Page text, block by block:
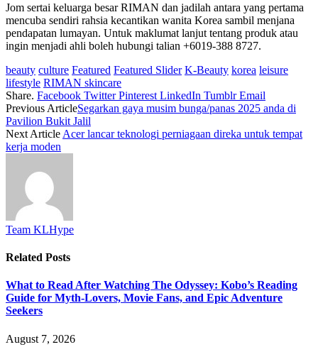
Jom sertai keluarga besar RIMAN dan jadilah antara yang pertama
mencuba sendiri rahsia kecantikan wanita Korea sambil menjana
pendapatan lumayan. Untuk maklumat lanjut tentang produk atau
ingin menjadi ahli boleh hubungi talian +6019-388 8727.
beauty culture Featured Featured Slider K-Beauty korea leisure
lifestyle RIMAN skincare
Share. Facebook Twitter Pinterest LinkedIn Tumblr Email
Previous ArticleSegarkan gaya musim bunga/panas 2025 anda di
Pavilion Bukit Jalil
Next Article Acer lancar teknologi perniagaan direka untuk tempat
kerja moden
Team KLHype
Related Posts
What to Read After Watching The Odyssey: Kobo’s Reading
Guide for Myth-Lovers, Movie Fans, and Epic Adventure
Seekers
August 7, 2026